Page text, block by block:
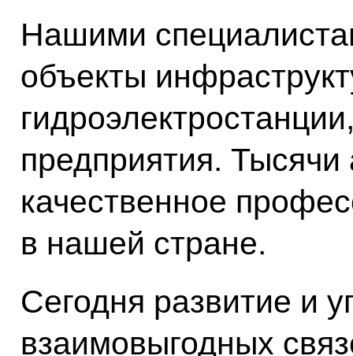
Нашими
объекты
предприятия.
качественное
в нашей стране.
Сегодня развитие и
взаимовыгодных